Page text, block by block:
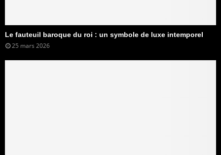
Le fauteuil baroque du roi : un symbole de luxe intemporel
25 mars 2026